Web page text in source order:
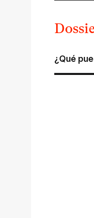
¿Qué